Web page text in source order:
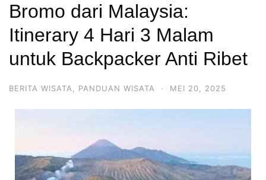
Bromo dari Malaysia:
Itinerary 4 Hari 3 Malam
untuk Backpacker Anti Ribet
BERITA WISATA PANDUAN WISATA · MEI 20, 2025